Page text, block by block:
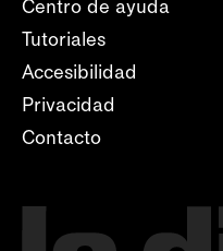
Centro de ayuda
Tutoriales
Accesibilidad
Privacidad
Contacto